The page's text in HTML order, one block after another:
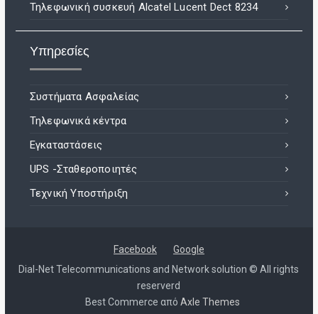
Τηλεφωνική συσκευή Alcatel Lucent Dect 8234
Υπηρεσίες
Συστήματα Ασφαλείας
Τηλεφωνικά κέντρα
Εγκαταστάσεις
UPS -Σταθεροποιητές
Τεχνική Υποστήριξη
Facebook
Google
Dial-Net Telecommunications and Network solution © All rights
reserverd
Best Commerce από Axle Themes